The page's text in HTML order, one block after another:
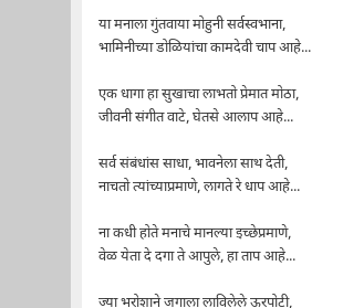
या मनाला गुंतवाया मोहुनी सर्वस्वभाना,
भामिनीच्या डोळियांचा कामदेवी चाप आहे...
एक धागा हा सुखाचा लाभतो प्रेमात मोठा,
जीवनी संगीत वाटे, घेतसे आलाप आहे...
सर्व संबंधांस साधा, भावनेला साथ देती,
नाचतो त्यांच्याप्रमाणे, लागते रे धाप आहे...
ना कधी होते मनाचे मानल्या इच्छेप्रमाणे,
वेळ येता दे दगा ते आपुले, हा ताप आहे...
ज्या भरोशाने जगाला लाविलेले ऊरपोटी,